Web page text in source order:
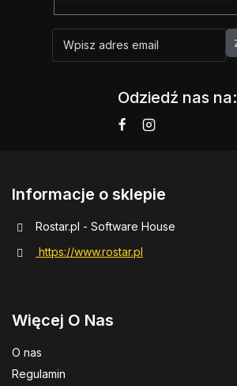
Odziedź nas na:
Informacje o sklepie
Rostar.pl - Software House
https://www.rostar.pl
Więcej O Nas
O nas
Regulamin